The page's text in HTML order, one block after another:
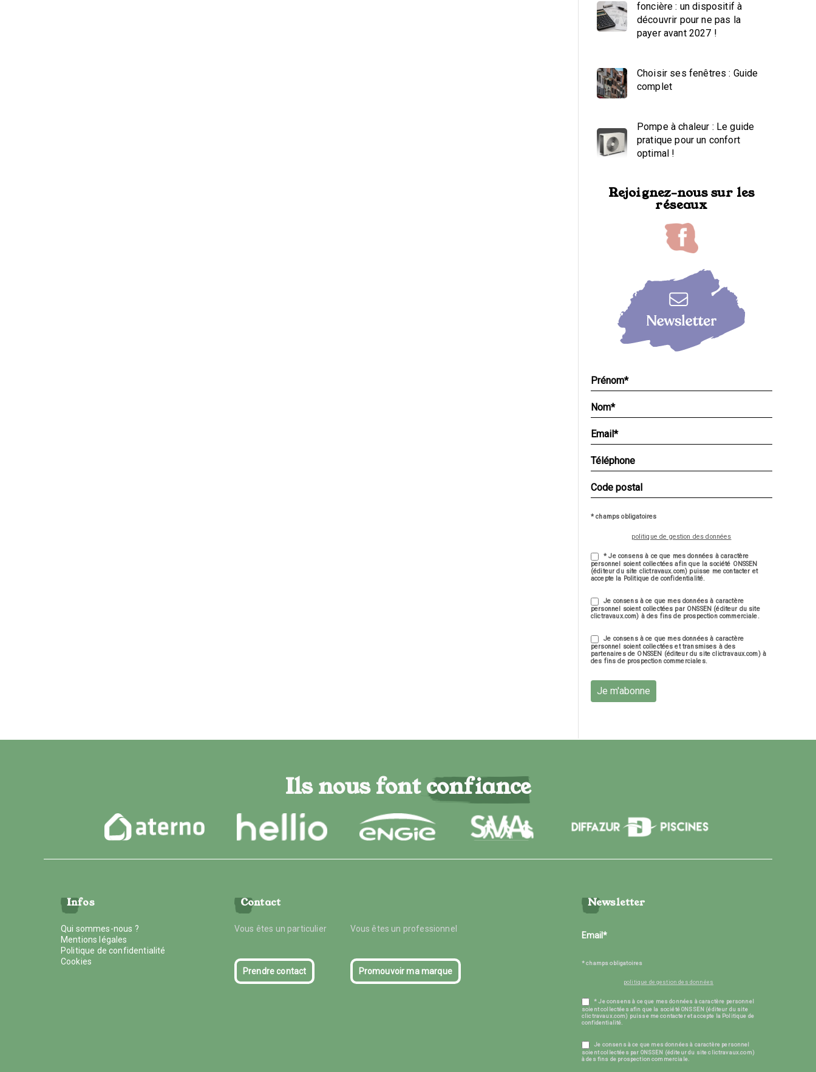
foncière : un dispositif à
découvrir pour ne pas la
payer avant 2027 !
Choisir ses fenêtres : Guide
complet
Pompe à chaleur : Le guide
pratique pour un confort
optimal !
Rejoignez-nous sur les
réseaux
* champs obligatoires
politique de gestion des données
* Je consens à ce que mes données à caractère
personnel soient collectées afin que la société ONSSEN
(éditeur du site clictravaux.com) puisse me contacter et
accepte la Politique de confidentialité.
Je consens à ce que mes données à caractère
personnel soient collectées par ONSSEN (éditeur du site
clictravaux.com) à des fins de prospection commerciale.
Je consens à ce que mes données à caractère
personnel soient collectées et transmises à des
partenaires de ONSSEN (éditeur du site clictravaux.com) à
des fins de prospection commerciales.
Je m'abonne
Ils nous font confiance
Infos
Qui sommes-nous ?
Mentions légales
Politique de confidentialité
Cookies
Contact
Vous êtes un particulier Vous êtes un professionnel
Prendre contact Promouvoir ma marque
Newsletter
* champs obligatoires
politique de gestion des données
* Je consens à ce que mes données à caractère personnel
soient collectées afin que la société ONSSEN (éditeur du site
clictravaux.com) puisse me contacter et accepte la Politique de
confidentialité.
Je consens à ce que mes données à caractère personnel
soient collectées par ONSSEN (éditeur du site clictravaux.com)
à des fins de prospection commerciale.